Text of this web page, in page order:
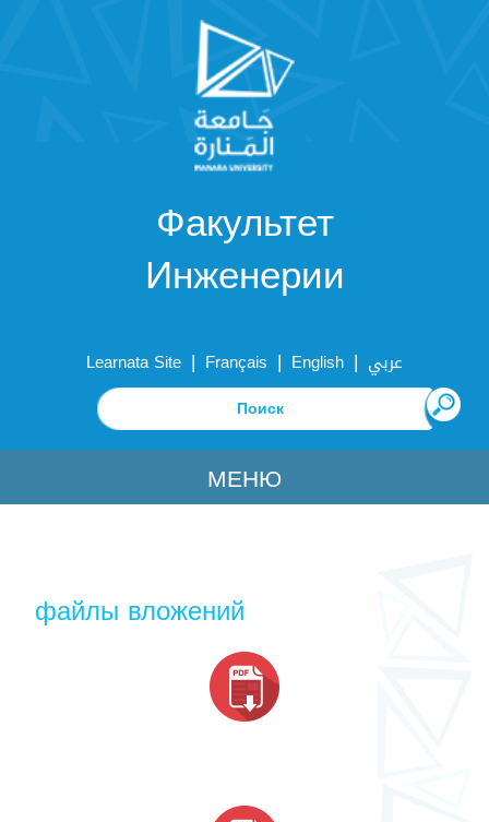
Факультет
Инженерии
Learnata Site | Français | English | عربي
МЕНЮ
файлы вложений